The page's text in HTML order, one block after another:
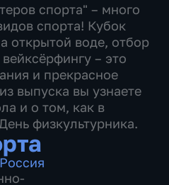
спорта" – много
спорта! Кубок
открытой воде, отбор
– это
и прекрасное
выпуска вы узнаете
и о том, как в
физкультурника.
Россия